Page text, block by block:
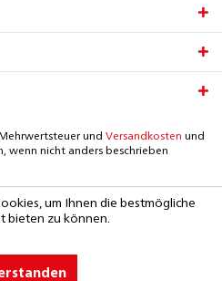
und Versandkosten und
wenn nicht anders beschrieben
um Ihnen die bestmögliche
bieten zu können.